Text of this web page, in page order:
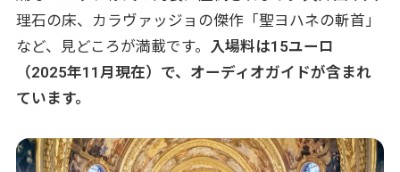
理石の床、カラヴァッジョの傑作「聖ヨハネの斬首」
など、見どころが満載です。 入場料は15ユーロ
（2025年11月現在）で、オーディオガイドが含まれ
ています。